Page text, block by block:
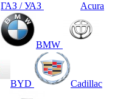
ГАЗ / УАЗ Acura
BMW
BYD Cadillac